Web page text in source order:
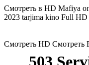
Смотреть в HD Mafiya
2023 tarjima kino Full HD
Смотреть HD Смотреть